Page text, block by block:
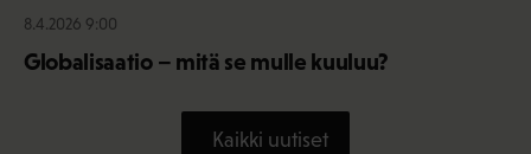
8.4.2026 9:00
Globalisaatio – mitä se mulle kuuluu?
Kaikki uutiset